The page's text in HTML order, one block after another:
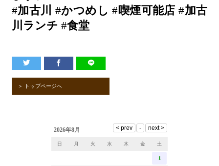
#加古川 #かつめし # 喫煙可能店 #加古
川ランチ #食堂
＞ トップページへ
2026年8月
日 月 火 水 木 金 土
1